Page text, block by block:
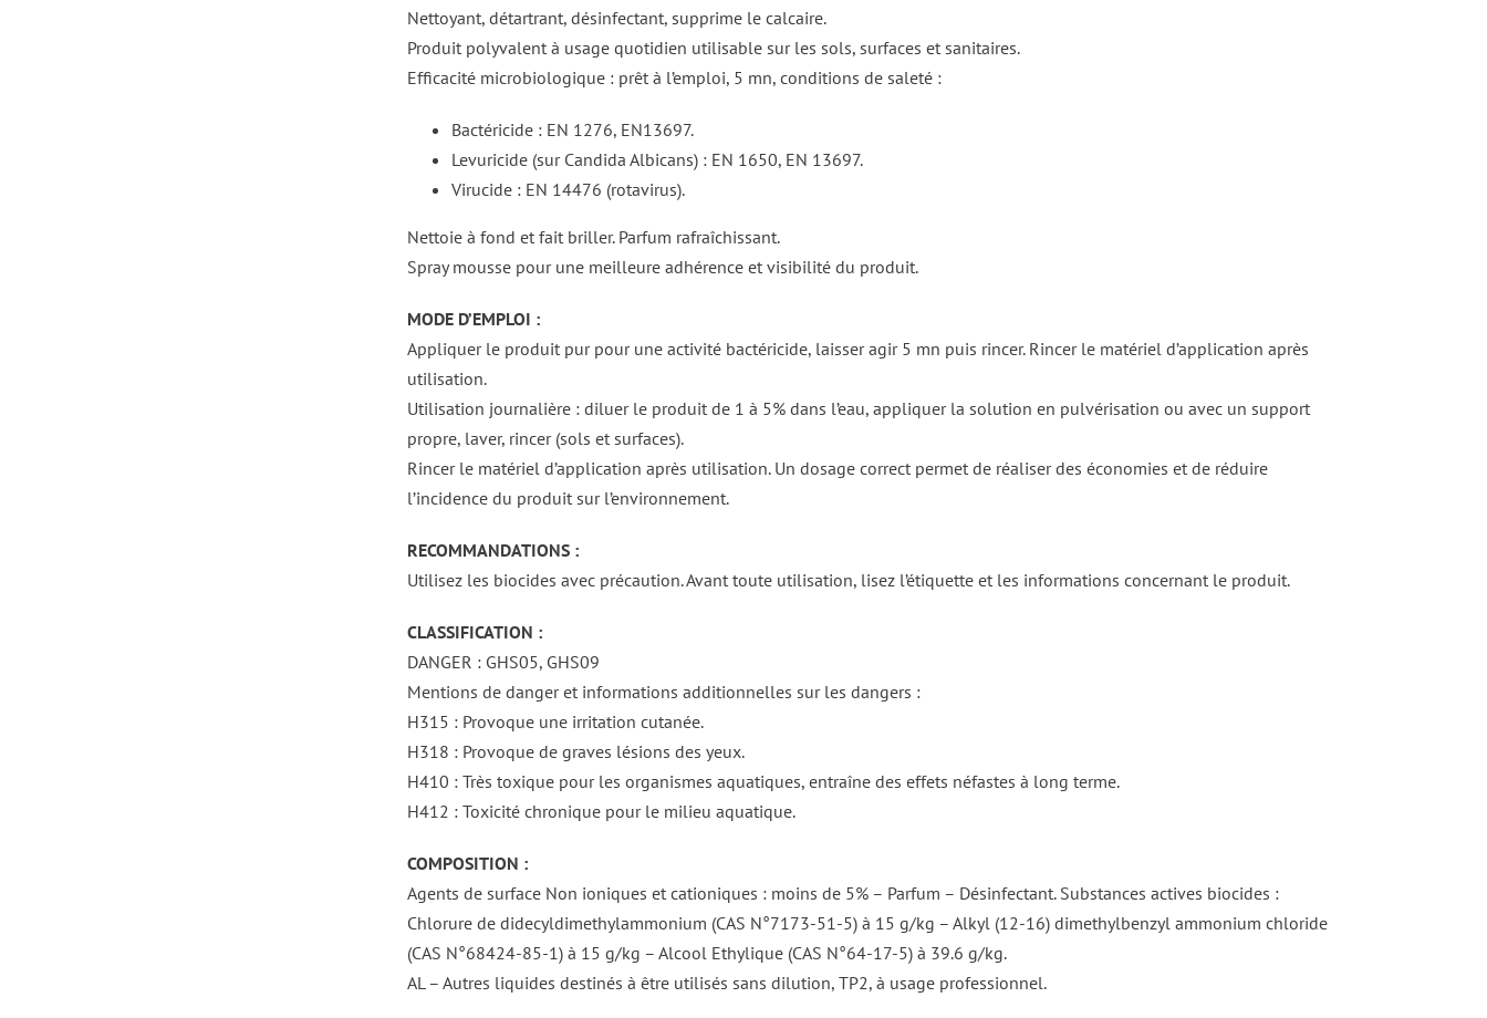
Nettoyant, détartrant, désinfectant, supprime le calcaire.
Produit polyvalent à usage quotidien utilisable sur les sols, surfaces et sanitaires.
Efficacité microbiologique : prêt à l’emploi, 5 mn, conditions de saleté :
Bactéricide : EN 1276, EN13697.
Levuricide (sur Candida Albicans) : EN 1650, EN 13697.
Virucide : EN 14476 (rotavirus).
Nettoie à fond et fait briller. Parfum rafraîchissant.
Spray mousse pour une meilleure adhérence et visibilité du produit.
MODE D’EMPLOI :
Appliquer le produit pur pour une activité bactéricide, laisser agir 5 mn puis rincer. Rincer le matériel d’application après
utilisation.
Utilisation journalière : diluer le produit de 1 à 5% dans l’eau, appliquer la solution en pulvérisation ou avec un support
propre, laver, rincer (sols et surfaces).
Rincer le matériel d’application après utilisation. Un dosage correct permet de réaliser des économies et de réduire
l’incidence du produit sur l’environnement.
RECOMMANDATIONS :
Utilisez les biocides avec précaution. Avant toute utilisation, lisez l’étiquette et les informations concernant le produit.
CLASSIFICATION :
DANGER : GHS05, GHS09
Mentions de danger et informations additionnelles sur les dangers :
H315 : Provoque une irritation cutanée.
H318 : Provoque de graves lésions des yeux.
H410 : Très toxique pour les organismes aquatiques, entraîne des effets néfastes à long terme.
H412 : Toxicité chronique pour le milieu aquatique.
COMPOSITION :
Agents de surface Non ioniques et cationiques : moins de 5% – Parfum – Désinfectant. Substances actives biocides :
Chlorure de didecyldimethylammonium (CAS N°7173-51-5) à 15 g/kg – Alkyl (12-16) dimethylbenzyl ammonium chloride
(CAS N°68424-85-1) à 15 g/kg – Alcool Ethylique (CAS N°64-17-5) à 39.6 g/kg.
AL – Autres liquides destinés à être utilisés sans dilution, TP2, à usage professionnel.